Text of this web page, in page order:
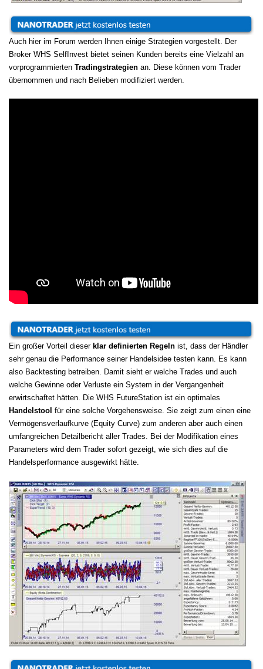
Auch hier im Forum werden Ihnen einige Strategien vorgestellt. Der
Broker WHS SelfInvest bietet seinen Kunden bereits eine Vielzahl an
vorprogrammierten Tradingstrategien an. Diese können vom Trader
übernommen und nach Belieben modifiziert werden.
Ein großer Vorteil dieser klar definierten Regeln ist, dass der Händler
sehr genau die Performance seiner Handelsidee testen kann. Es kann
also Backtesting betreiben. Damit sieht er welche Trades und auch
welche Gewinne oder Verluste ein System in der Vergangenheit
erwirtschaftet hätten. Die WHS FutureStation ist ein optimales
Handelstool für eine solche Vorgehensweise. Sie zeigt zum einen eine
Vermögensverlaufkurve (Equity Curve) zum anderen aber auch einen
umfangreichen Detailbericht aller Trades. Bei der Modifikation eines
Parameters wird dem Trader sofort gezeigt, wie sich dies auf die
Handelsperformance ausgewirkt hätte.